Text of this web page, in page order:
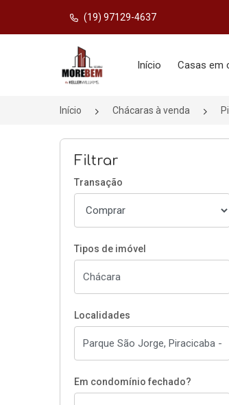
(19) 97129-4637
Página inicial
Início Casas em
Início Chácaras à venda
Filtrar
Transação
Tipos de imóvel
Localidades
Em condomínio fechado?